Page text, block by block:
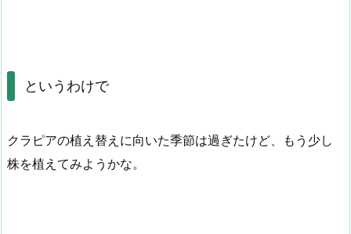
というわけで
クラピアの植え替えに向いた季節は過ぎたけど、もう少し
株を植えてみようかな。